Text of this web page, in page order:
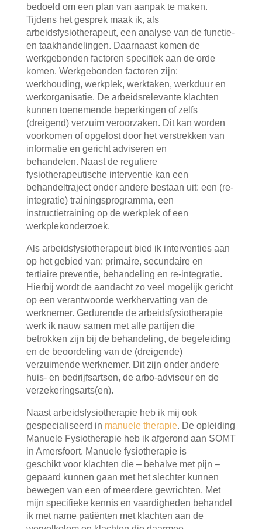
bedoeld om een plan van aanpak te maken.
Tijdens het gesprek maak ik, als
arbeidsfysiotherapeut, een analyse van de functie-
en taakhandelingen. Daarnaast komen de
werkgebonden factoren specifiek aan de orde
komen. Werkgebonden factoren zijn:
werkhouding, werkplek, werktaken, werkduur en
werkorganisatie. De arbeidsrelevante klachten
kunnen toenemende beperkingen of zelfs
(dreigend) verzuim veroorzaken. Dit kan worden
voorkomen of opgelost door het verstrekken van
informatie en gericht adviseren en
behandelen. Naast de reguliere
fysiotherapeutische interventie kan een
behandeltraject onder andere bestaan uit: een (re-
integratie) trainingsprogramma, een
instructietraining op de werkplek of een
werkplekonderzoek.
Als arbeidsfysiotherapeut bied ik interventies aan
op het gebied van: primaire, secundaire en
tertiaire preventie, behandeling en re-integratie.
Hierbij wordt de aandacht zo veel mogelijk gericht
op een verantwoorde werkhervatting van de
werknemer. Gedurende de arbeidsfysiotherapie
werk ik nauw samen met alle partijen die
betrokken zijn bij de behandeling, de begeleiding
en de beoordeling van de (dreigende)
verzuimende werknemer. Dit zijn onder andere
huis- en bedrijfsartsen, de arbo-adviseur en de
verzekeringsarts(en).
Naast arbeidsfysiotherapie heb ik mij ook
gespecialiseerd in manuele therapie. De opleiding
Manuele Fysiotherapie heb ik afgerond aan SOMT
in Amersfoort. Manuele fysiotherapie is
geschikt voor klachten die – behalve met pijn –
gepaard kunnen gaan met het slechter kunnen
bewegen van een of meerdere gewrichten. Met
mijn specifieke kennis en vaardigheden behandel
ik met name patiënten met klachten aan de